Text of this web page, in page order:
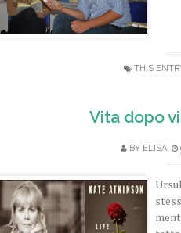
THIS
Vita dopo
BY ELISA